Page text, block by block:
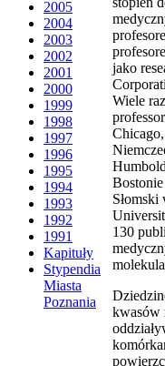
2005
2004
2003
2002
2001
2000
1999
1998
1997
1996
1995
1994
1993
1992
1991
Kapituły
Stypendia
Miasta
Poznania
jako
Wiele
Słomski
130
kwasów